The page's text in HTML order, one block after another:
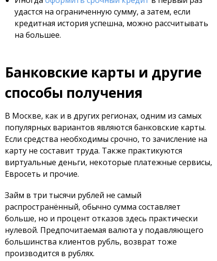
удастся на ограниченную сумму, а затем, если
кредитная история успешна, можно рассчитывать
на большее.
Банковские карты и другие
способы получения
В Москве, как и в других регионах, одним из самых
популярных вариантов являются банковские карты.
Если средства необходимы срочно, то зачисление на
карту не составит труда. Также практикуются
виртуальные деньги, некоторые платежные сервисы,
Евросеть и прочие.
Займ в три тысячи рублей не самый
распространённый, обычно сумма составляет
больше, но и процент отказов здесь практически
нулевой. Предпочитаемая валюта у подавляющего
большинства клиентов рубль, возврат тоже
производится в рублях.